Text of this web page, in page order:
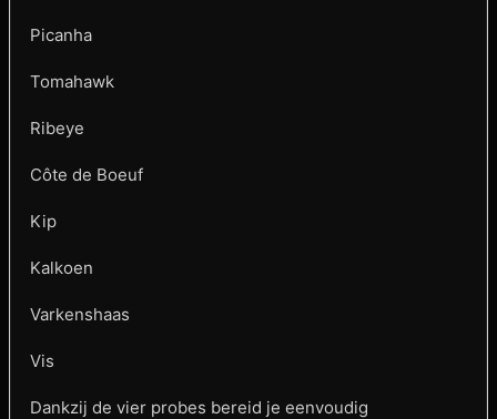
Picanha
Tomahawk
Ribeye
Côte de Boeuf
Kip
Kalkoen
Varkenshaas
Vis
Dankzij de vier probes bereid je eenvoudig